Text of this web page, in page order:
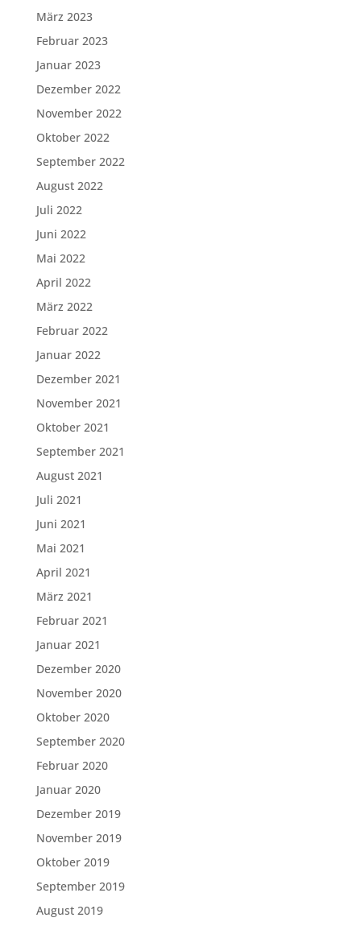
März 2023
Februar 2023
Januar 2023
Dezember 2022
November 2022
Oktober 2022
September 2022
August 2022
Juli 2022
Juni 2022
Mai 2022
April 2022
März 2022
Februar 2022
Januar 2022
Dezember 2021
November 2021
Oktober 2021
September 2021
August 2021
Juli 2021
Juni 2021
Mai 2021
April 2021
März 2021
Februar 2021
Januar 2021
Dezember 2020
November 2020
Oktober 2020
September 2020
Februar 2020
Januar 2020
Dezember 2019
November 2019
Oktober 2019
September 2019
August 2019